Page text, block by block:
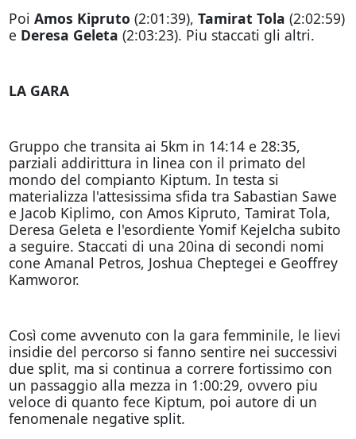
Poi Amos Kipruto (2:01:39), Tamirat Tola (2:02:59)
e Deresa Geleta (2:03:23). Piu staccati gli altri.
LA GARA
Gruppo che transita ai 5km in 14:14 e 28:35,
parziali addirittura in linea con il primato del
mondo del compianto Kiptum. In testa si
materializza l'attesissima sfida tra Sabastian Sawe
e Jacob Kiplimo, con Amos Kipruto, Tamirat Tola,
Deresa Geleta e l'esordiente Yomif Kejelcha subito
a seguire. Staccati di una 20ina di secondi nomi
cone Amanal Petros, Joshua Cheptegei e Geoffrey
Kamworor.
Così come avvenuto con la gara femminile, le lievi
insidie del percorso si fanno sentire nei successivi
due split, ma si continua a correre fortissimo con
un passaggio alla mezza in 1:00:29, ovvero piu
veloce di quanto fece Kiptum, poi autore di un
fenomenale negative split.